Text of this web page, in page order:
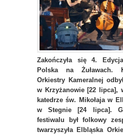
Zakończyła się 4.
Polska na Żuławach.
Orkiestry Kameralnej
w Krzyżanowie [22 lipca],
katedrze św. Mikołaja w
w Stegnie [24 lipca].
festiwalu był folkowy
twarzyszyła Elbląska